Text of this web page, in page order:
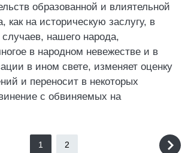
образованной и влиятельной
как на историческую заслугу, в
нашего народа,
в народном невежестве и в
в ином свете, изменяет оценку
и переносит в некоторых
с обвиняемых на
1 2